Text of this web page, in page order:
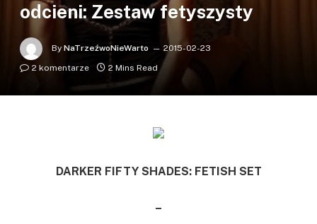
odcieni: Zestaw fetyszysty
By NaTrzeźwoNieWarto
2015-02-23
2 komentarze
2 Mins Read
DARKER FIFTY SHADES: FETISH SET
–